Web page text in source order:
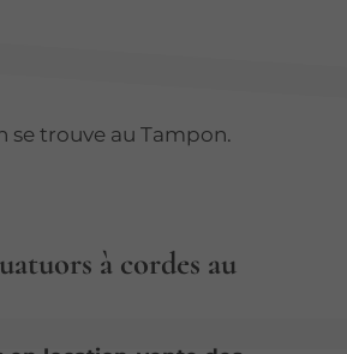
se trouve au Tampon.
à cordes au